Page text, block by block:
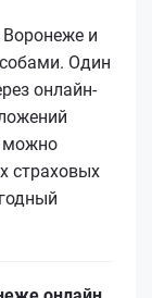
и
Один
онлайн-
можно
страховых